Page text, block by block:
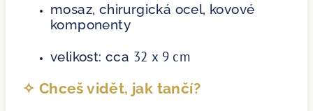
mosaz, chirurgická ocel, kovové
komponenty
velikost: cca 32 x 9 cm
✧ Chceš vidět, jak tančí?